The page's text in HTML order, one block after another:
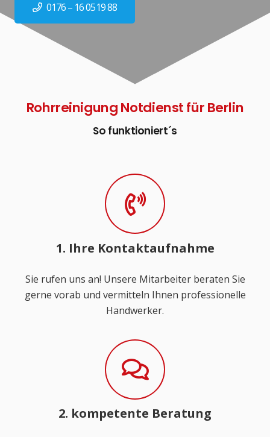
0176 – 16 0519 88
Rohrreinigung Notdienst für Berlin
So funktioniert´s
1. Ihre Kontaktaufnahme
Sie rufen uns an! Unsere Mitarbeiter beraten Sie
gerne vorab und vermitteln Ihnen professionelle
Handwerker.
2. kompetente Beratung